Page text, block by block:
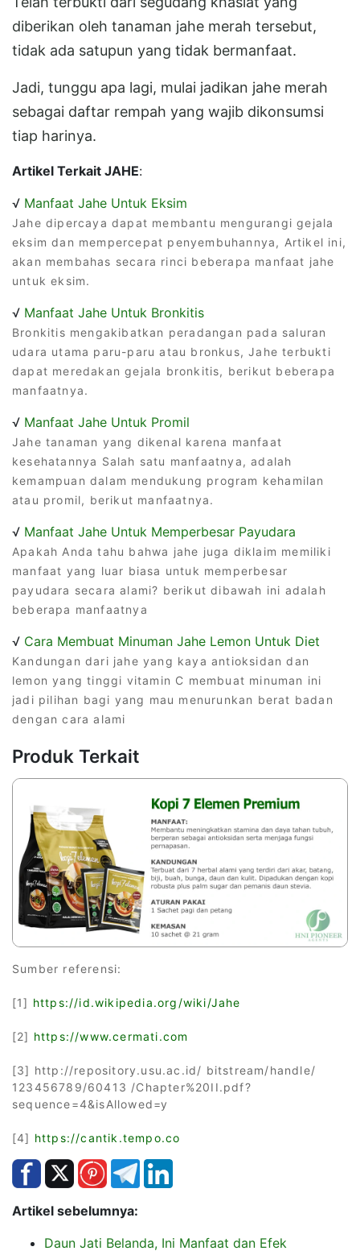
diberikan oleh tanaman jahe merah tersebut,
tidak ada satupun yang tidak bermanfaat.
Jadi, tunggu apa lagi, mulai jadikan jahe merah
sebagai daftar rempah yang wajib dikonsumsi
tiap harinya.
Artikel Terkait JAHE:
√ Manfaat Jahe Untuk Eksim
Jahe dipercaya dapat membantu mengurangi gejala
eksim dan mempercepat penyembuhannya, Artikel ini,
akan membahas secara rinci beberapa manfaat jahe
untuk eksim.
√ Manfaat Jahe Untuk Bronkitis
Bronkitis mengakibatkan peradangan pada saluran
udara utama paru-paru atau bronkus, Jahe terbukti
dapat meredakan gejala bronkitis, berikut beberapa
manfaatnya.
√ Manfaat Jahe Untuk Promil
Jahe tanaman yang dikenal karena manfaat
kesehatannya Salah satu manfaatnya, adalah
kemampuan dalam mendukung program kehamilan
atau promil, berikut manfaatnya.
√ Manfaat Jahe Untuk Memperbesar Payudara
Apakah Anda tahu bahwa jahe juga diklaim memiliki
manfaat yang luar biasa untuk memperbesar
payudara secara alami? berikut dibawah ini adalah
beberapa manfaatnya
√ Cara Membuat Minuman Jahe Lemon Untuk Diet
Kandungan dari jahe yang kaya antioksidan dan
lemon yang tinggi vitamin C membuat minuman ini
jadi pilihan bagi yang mau menurunkan berat badan
dengan cara alami
Produk Terkait
Sumber referensi:
[1] https://id.wikipedia.org/wiki/Jahe
[2] https://www.cermati.com
[3] http://repository.usu.ac.id/ bitstream/handle/
123456789/60413 /Chapter%20II.pdf?
sequence=4&isAllowed=y
[4] https://cantik.tempo.co
Artikel sebelumnya:
Daun Jati Belanda, Ini Manfaat dan Efek